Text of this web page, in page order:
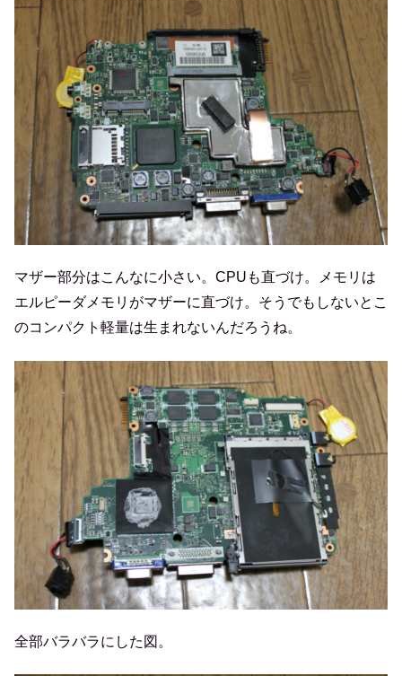
マザー部分はこんなに小さい。CPUも直づけ。メモリは
エルピーダメモリがマザーに直づけ。そうでもしないとこ
のコンパクト軽量は生まれないんだろうね。
全部バラバラにした図。